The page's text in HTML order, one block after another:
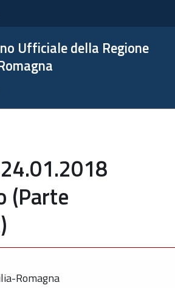
Ufficiale della Regione
(Parte
Romagna